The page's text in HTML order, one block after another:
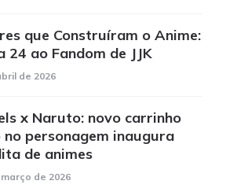
que Construíram o Anime:
24 ao Fandom de JJK
de 2026
x Naruto: novo carrinho
personagem inaugura
de animes
de 2026